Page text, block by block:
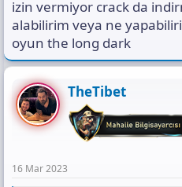
ı
n
ı
o
l
a
izin vermiyor crack da
alabilirim veya ne
oyun the long dark
TheTibet
16 Mar 2023